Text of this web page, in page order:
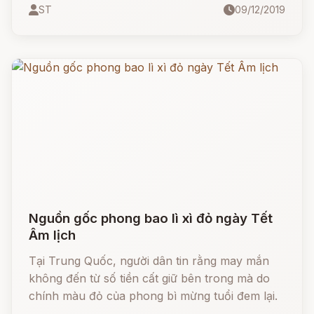
thượng cổ nên Niên là thủ lĩnh của một đám
ST 09/12/2019
Nguồn gốc phong bao lì xì đỏ ngày Tết
Âm lịch
Tại Trung Quốc, người dân tin rằng may mắn
không đến từ số tiền cất giữ bên trong mà do
chính màu đỏ của phong bì mừng tuổi đem lại.